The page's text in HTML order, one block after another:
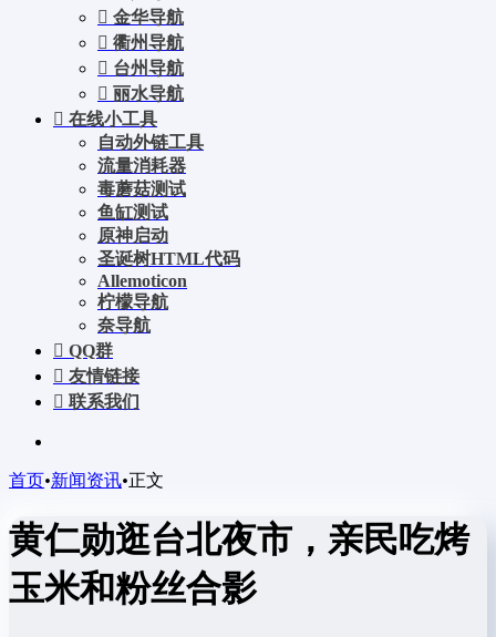
金华导航
衢州导航
台州导航
丽水导航
在线小工具
自动外链工具
流量消耗器
毒蘑菇测试
鱼缸测试
原神启动
圣诞树HTML代码
Allemoticon
柠檬导航
奈导航
QQ群
友情链接
联系我们
首页•新闻资讯•正文
黄仁勋逛台北夜市，亲民吃烤
玉米和粉丝合影